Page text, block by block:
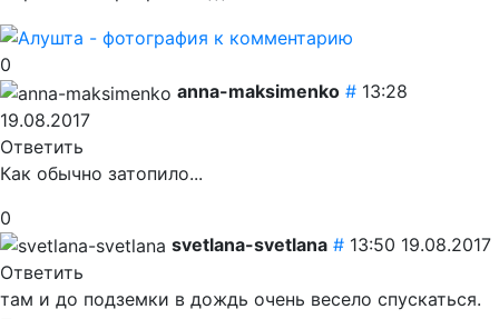
0
anna-maksimenko # 13:28
19.08.2017
Ответить
Как обычно затопило...
0
svetlana-svetlana # 13:50 19.08.2017
Ответить
там и до подземки в дождь очень весело спускаться.